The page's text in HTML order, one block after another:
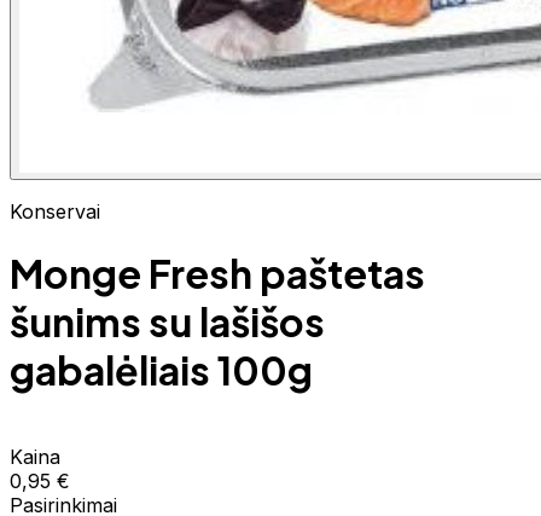
Konservai
Monge Fresh paštetas
šunims su lašišos
gabalėliais 100g
Kaina
0,95 €
Pasirinkimai